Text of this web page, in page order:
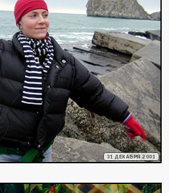
31 ДЕКАБРЯ 2001